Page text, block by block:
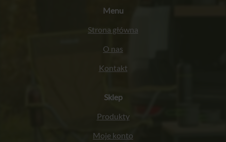
Menu
Strona główna
O nas
Kontakt
Sklep
Produkty
Moje konto